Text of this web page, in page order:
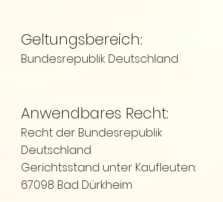
Geltungsbereich:
Bundesrepublik Deutschland
Anwendbares Recht:
Recht der Bundesrepublik
Deutschland
Gerichtsstand unter Kaufleuten:
67098 Bad Dürkheim